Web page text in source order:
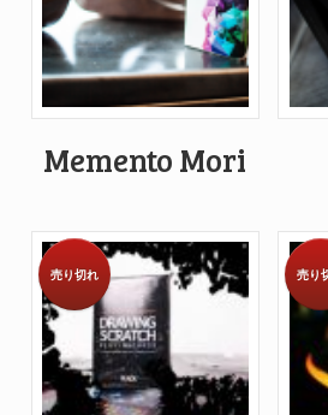
Memento Mori
売り切れ 売り